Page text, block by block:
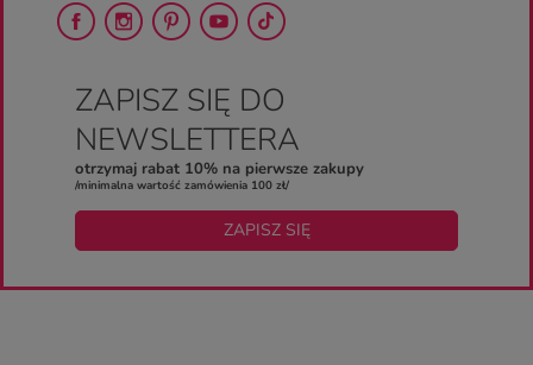
ZAPISZ SIĘ DO
NEWSLETTERA
otrzymaj rabat 10% na pierwsze zakupy
/minimalna wartość zamówienia 100 zł/
ZAPISZ SIĘ